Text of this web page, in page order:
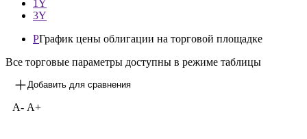
1Y
3Y
PГрафик цены облигации на торговой площадке
Все торговые параметры доступны в режиме таблицы
Добавить для сравнения